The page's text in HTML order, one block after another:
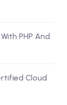
PHP And
Cloud